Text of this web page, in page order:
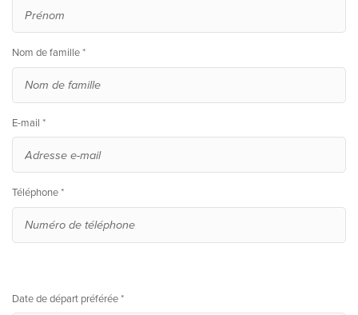
Nom de famille *
E-mail *
Téléphone *
Date de départ préférée *